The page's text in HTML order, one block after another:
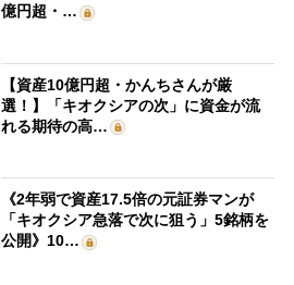
億円超・…
【資産10億円超・かんちさんが厳
選！】「キオクシアの次」に資金が流
れる期待の高…
《2年弱で資産17.5倍の元証券マンが
「キオクシア急落で次に狙う」5銘柄を
公開》10…